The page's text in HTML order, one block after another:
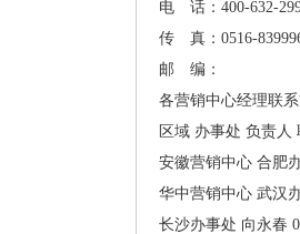
电 话：400-632-
传 真：0516-
邮 编：
各营销中心经理联
区域 办事处 负责人
安徽营销中心 合肥
华中营销中心 武汉
长沙办事处 向永春